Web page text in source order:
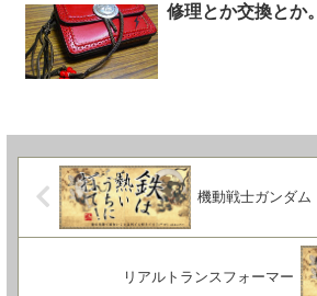
修理とか交換とか。
機動戦士ガンダム
リアルトランスフォーマー